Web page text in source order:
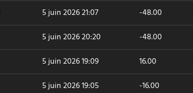
5 juin 2026 21:07 -48.00
5 juin 2026 20:20 -48.00
5 juin 2026 19:09 16.00
5 juin 2026 19:05 -16.00